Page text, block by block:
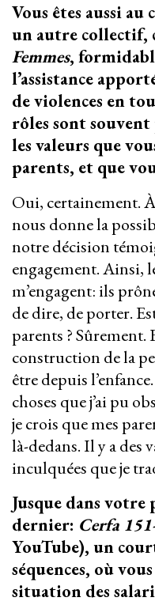
Vous êtes aussi au
un autre collectif,
Femmes,
l’assistance
de violences en
rôles sont
les valeurs que
parents, et que
Oui, certainement.
nous donne la
notre décision
engagement. Ainsi,
m’engagent: ils
de dire, de porter.
parents ? Sûrement.
construction de la
être depuis
choses que j’ai pu
je crois que mes
là-dedans. Il y a des
inculquées que je
Jusque dans
dernier: Cerfa
YouTube), un
séquences, où
situation des